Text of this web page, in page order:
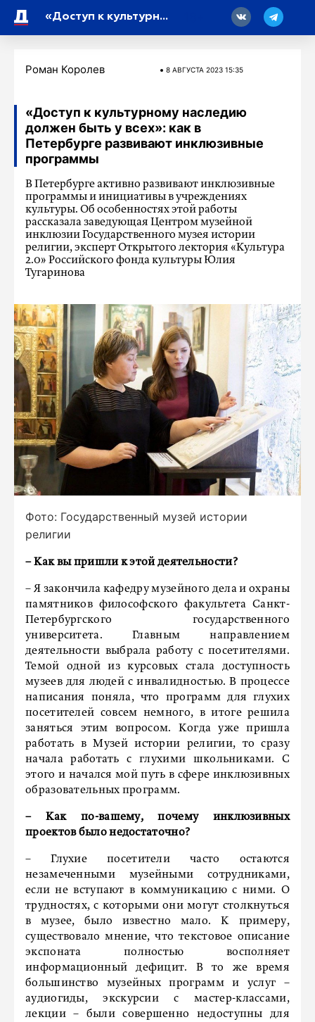
«Доступ к культурному наследию должен быть у всех»: как в Петербурге развивают инклюзивные программы
Роман Королев 8 АВГУСТА 2023 15:35
«Доступ к культурному наследию
должен быть у всех»: как в
Петербурге развивают инклюзивные
программы
В Петербурге активно развивают инклюзивные
программы и инициативы в учреждениях
культуры. Об особенностях этой работы
рассказала заведующая Центром музейной
инклюзии Государственного музея истории
религии, эксперт Открытого лектория «Культура
2.0» Российского фонда культуры Юлия
Тугаринова
Фото: Государственный музей истории
религии
– Как вы пришли к этой деятельности?
– Я закончила кафедру музейного дела и охраны
памятников философского факультета Санкт-
Петербургского государственного
университета. Главным направлением
деятельности выбрала работу с посетителями.
Темой одной из курсовых стала доступность
музеев для людей с инвалидностью. В процессе
написания поняла, что программ для глухих
посетителей совсем немного, в итоге решила
заняться этим вопросом. Когда уже пришла
работать в Музей истории религии, то сразу
начала работать с глухими школьниками. С
этого и начался мой путь в сфере инклюзивных
образовательных программ.
–
Как по-вашему, почему инклюзивных
проектов было недостаточно?
– Глухие посетители часто остаются
незамеченными музейными сотрудниками,
если не вступают в коммуникацию с ними. О
трудностях, с которыми они могут столкнуться
в музее, было известно мало. К примеру,
существовало мнение, что текстовое описание
экспоната полностью восполняет
информационный дефицит. В то же время
большинство музейных программ и услуг –
аудиогиды, экскурсии с мастер-классами,
лекции – были совершенно недоступны для